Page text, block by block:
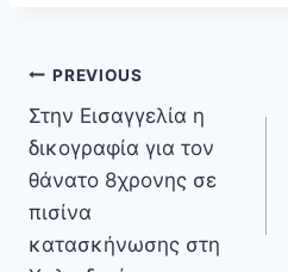
Πλοήγηση
άρθρων
PREVIOUS
Στην Εισαγγελία η
δικογραφία για τον
θάνατο 8χρονης σε
πισίνα
κατασκήνωσης στη